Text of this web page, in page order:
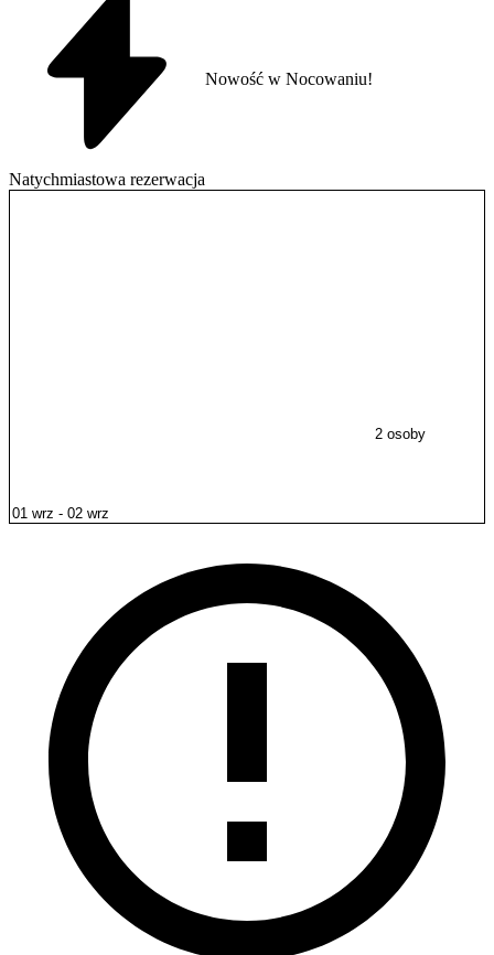
Natychmiastowa rezerwacja
Nowość w Nocowaniu!
2 osoby